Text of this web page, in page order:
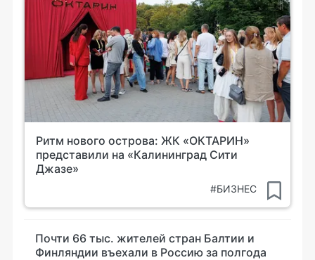
Ритм нового острова: ЖК «ОКТАРИН»
представили на «Калининград Сити
Джазе»
#БИЗНЕС
Почти 66 тыс. жителей стран Балтии и
Финляндии въехали в Россию за полгода